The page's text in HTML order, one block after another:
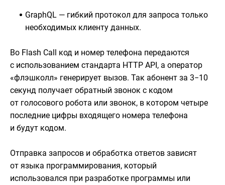
GraphQL — гибкий протокол для запроса только
необходимых клиенту данных.
Во Flash Call код и номер телефона передаются
с использованием стандарта HTTP API, а оператор
«флэшколл» генерирует вызов. Так абонент за 3−10
секунд получает обратный звонок с кодом
от голосового робота или звонок, в котором четыре
последние цифры входящего номера телефона
и будут кодом.
Отправка запросов и обработка ответов зависят
от языка программирования, который
использовался при разработке программы или